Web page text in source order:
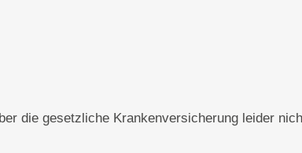
die gesetzliche Krankenversicherung leider